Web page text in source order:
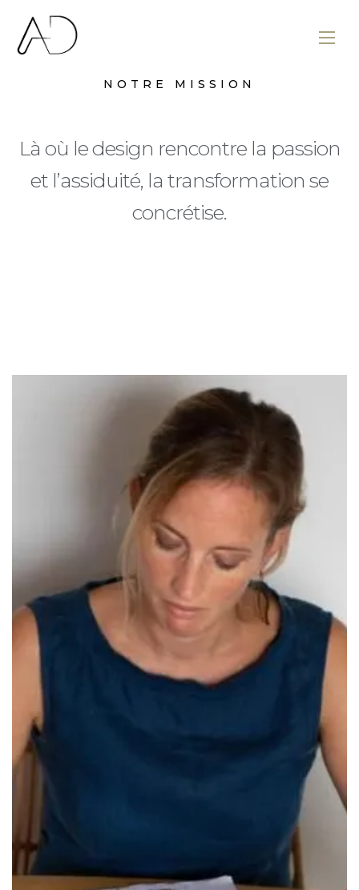
NOTRE MISSION
Là où le design rencontre la passion
et l’assiduité, la transformation se
concrétise.